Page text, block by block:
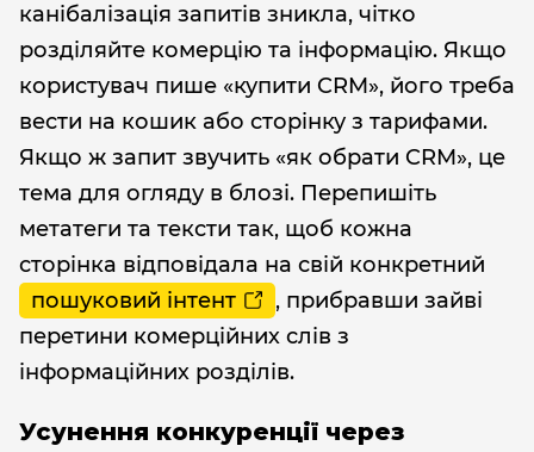
канібалізація запитів зникла, чітко
розділяйте комерцію та інформацію. Якщо
користувач пише «купити CRM», його треба
вести на кошик або сторінку з тарифами.
Якщо ж запит звучить «як обрати CRM», це
тема для огляду в блозі. Перепишіть
метатеги та тексти так, щоб кожна
сторінка відповідала на свій конкретний
пошуковий інтент
, прибравши зайві
перетини комерційних слів з
інформаційних розділів.
Усунення конкуренції через